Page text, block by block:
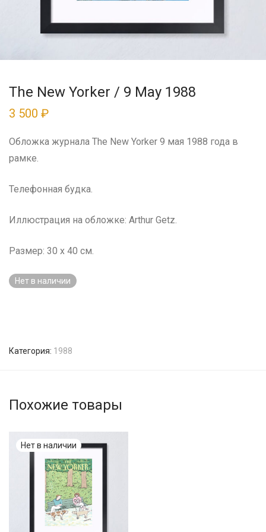
The New Yorker / 9 May 1988
3 500 ₽
Обложка журнала The New Yorker 9 мая 1988 года в
рамке.
Телефонная будка.
Иллюстрация на обложке: Arthur Getz.
Размер: 30 x 40 см.
Нет в наличии
Категория: 1988
Похожие товары